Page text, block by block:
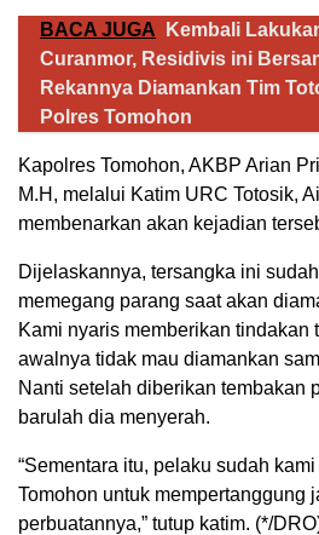
BACA JUGA
Kembali
Curanmor, Residivis ini
Rekannya Diamankan Tim
Polres Tomohon
Kapolres Tomohon, AKBP Arian
M.H, melalui Katim URC Totosik,
membenarkan akan kejadian
Dijelaskannya, tersangka ini
memegang parang saat akan
Kami nyaris memberikan tindakan
awalnya tidak mau diamankan
Nanti setelah diberikan tembakan
barulah dia menyerah.
“Sementara itu, pelaku sudah
Tomohon untuk mempertanggung
perbuatannya,” tutup katim. (*/